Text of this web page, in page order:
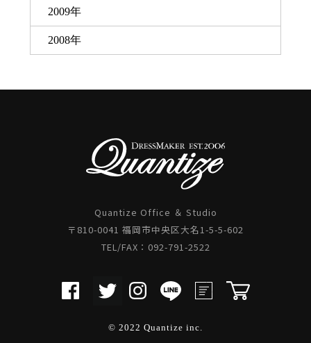
2009年
2008年
Quantize Office ＆ Studio
〒810-0041 福岡市中央区大名1-5-5-602
TEL/FAX：092-791-2522
© 2022 Quantize inc.